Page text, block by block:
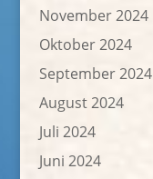
November 2024
Oktober 2024
September 2024
August 2024
Juli 2024
Juni 2024